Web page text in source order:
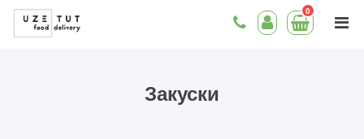
0
Закуски